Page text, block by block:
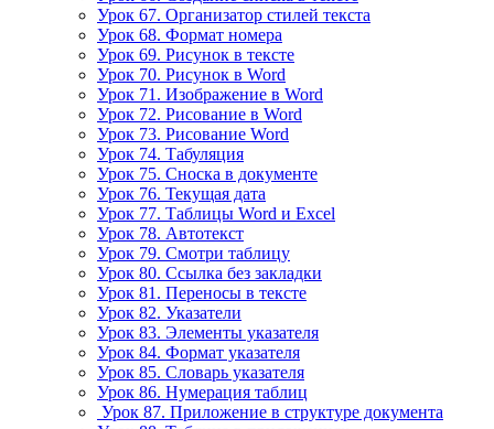
Урок 67. Организатор стилей текста
Урок 68. Формат номера
Урок 69. Рисунок в тексте
Урок 70. Рисунок в Word
Урок 71. Изображение в Word
Урок 72. Рисование в Word
Урок 73. Рисование Word
Урок 74. Табуляция
Урок 75. Сноска в документе
Урок 76. Текущая дата
Урок 77. Таблицы Word и Excel
Урок 78. Автотекст
Урок 79. Смотри таблицу
Урок 80. Ссылка без закладки
Урок 81. Переносы в тексте
Урок 82. Указатели
Урок 83. Элементы указателя
Урок 84. Формат указателя
Урок 85. Словарь указателя
Урок 86. Нумерация таблиц
Урок 87. Приложение в структуре документа